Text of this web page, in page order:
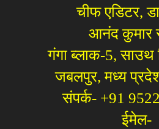
चीफ एडिटर,
आनंद कुमार
गंगा ब्लाक-5, साउथ
जबलपुर, मध्य
संपर्क- +91
ईमेल-